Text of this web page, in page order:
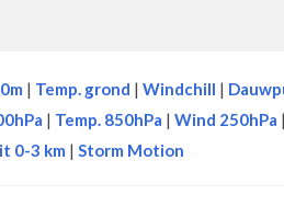
| Temp. grond | Windchill |
| Temp. 850hPa | Wind 250hPa |
0-3 km | Storm Motion